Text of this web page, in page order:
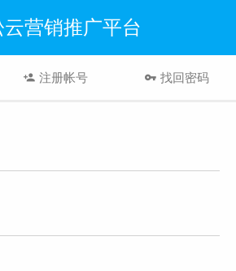
营销推广平台
注册帐号 找回密码